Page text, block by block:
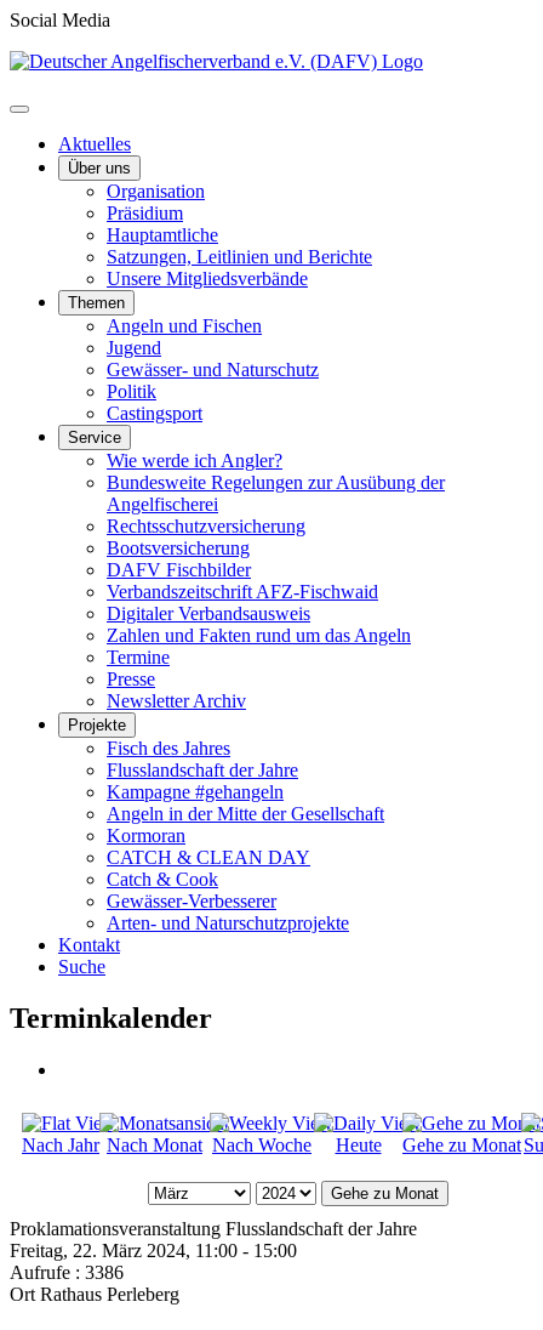
Social Media
Aktuelles
Über uns
Organisation
Präsidium
Hauptamtliche
Satzungen, Leitlinien und Berichte
Unsere Mitgliedsverbände
Themen
Angeln und Fischen
Jugend
Gewässer- und Naturschutz
Politik
Castingsport
Service
Wie werde ich Angler?
Bundesweite Regelungen zur Ausübung der
Angelfischerei
Rechtsschutzversicherung
Bootsversicherung
DAFV Fischbilder
Verbandszeitschrift AFZ-Fischwaid
Digitaler Verbandsausweis
Zahlen und Fakten rund um das Angeln
Termine
Presse
Newsletter Archiv
Projekte
Fisch des Jahres
Flusslandschaft der Jahre
Kampagne #gehangeln
Angeln in der Mitte der Gesellschaft
Kormoran
CATCH & CLEAN DAY
Catch & Cook
Gewässer-Verbesserer
Arten- und Naturschutzprojekte
Kontakt
Suche
Terminkalender
Nach Jahr Nach Monat Nach Woche Heute Gehe zu Monat
Gehe zu Monat
Proklamationsveranstaltung Flusslandschaft der Jahre
Freitag, 22. März 2024, 11:00 - 15:00
Aufrufe : 3386
Ort Rathaus Perleberg